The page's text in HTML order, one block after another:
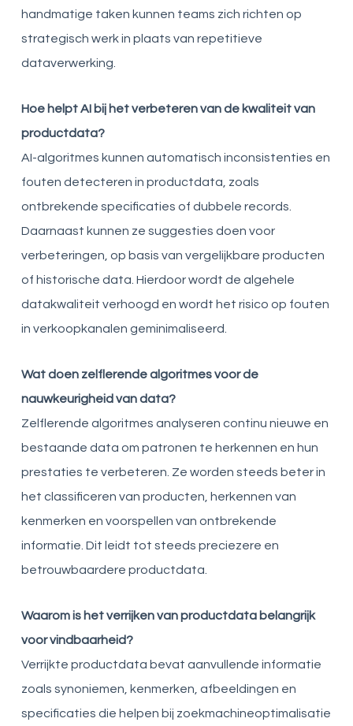
handmatige taken kunnen teams zich richten op
strategisch werk in plaats van repetitieve
dataverwerking.
Hoe helpt AI bij het verbeteren van de kwaliteit van
productdata?
AI-algoritmes kunnen automatisch inconsistenties en
fouten detecteren in productdata, zoals
ontbrekende specificaties of dubbele records.
Daarnaast kunnen ze suggesties doen voor
verbeteringen, op basis van vergelijkbare producten
of historische data. Hierdoor wordt de algehele
datakwaliteit verhoogd en wordt het risico op fouten
in verkoopkanalen geminimaliseerd.
Wat doen zelflerende algoritmes voor de
nauwkeurigheid van data?
Zelflerende algoritmes analyseren continu nieuwe en
bestaande data om patronen te herkennen en hun
prestaties te verbeteren. Ze worden steeds beter in
het classificeren van producten, herkennen van
kenmerken en voorspellen van ontbrekende
informatie. Dit leidt tot steeds preciezere en
betrouwbaardere productdata.
Waarom is het verrijken van productdata belangrijk
voor vindbaarheid?
Verrijkte productdata bevat aanvullende informatie
zoals synoniemen, kenmerken, afbeeldingen en
specificaties die helpen bij zoekmachineoptimalisatie